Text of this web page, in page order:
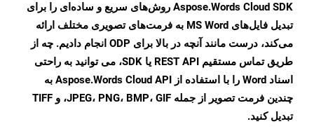
Aspose.Words Cloud SDK روش‌های سریع و ساده‌ای را برای
تبدیل فایل‌های MS Word به فرمت‌های تصویری مختلف ارائه
می‌کند، درست مانند آنچه در بالا برای ODP انجام دادیم. چه از
طریق تماس مستقیم REST API یا SDK، می توانید به راحتی
اسناد Word را با استفاده از Aspose.Words Cloud API به
چندین فرمت تصویر از جمله JPEG، PNG، BMP، GIF، و TIFF
تبدیل کنید.